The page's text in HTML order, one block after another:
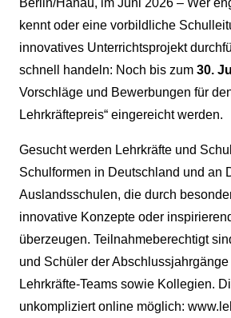
kennt oder eine vorbildliche
innovatives Unterrichtsprojekt
schnell handeln: Noch bis zum 30.
Vorschläge und Bewerbungen für
Lehrkräftepreis“ eingereicht werden.
Gesucht werden Lehrkräfte und
Schulformen in Deutschland und an
Auslandsschulen, die durch
innovative Konzepte oder
überzeugen. Teilnahmeberechtigt
und Schüler der
Lehrkräfte-Teams sowie Kollegien.
unkompliziert online möglich: